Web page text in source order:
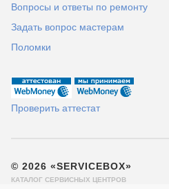
Вопросы и ответы по ремонту
Задать вопрос мастерам
Поломки
Проверить аттестат
© 2026 «SERVICEBOX»
КАТАЛОГ СЕРВИСНЫХ ЦЕНТРОВ